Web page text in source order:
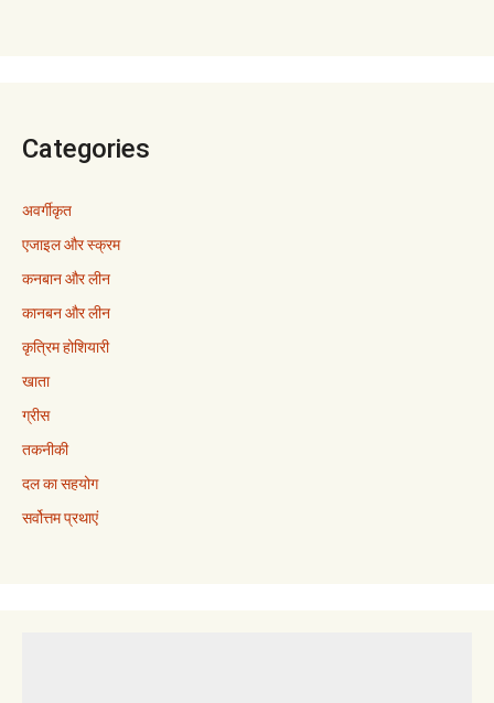
Categories
अवर्गीकृत
एजाइल और स्क्रम
कनबान और लीन
कानबन और लीन
कृत्रिम होशियारी
खाता
ग्रीस
तकनीकी
दल का सहयोग
सर्वोत्तम प्रथाएं